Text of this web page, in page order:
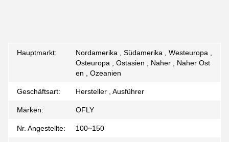
Hauptmarkt:
Nordamerika , Südamerika , Westeuropa ,
Osteuropa , Ostasien , Naher , Naher Ost
en , Ozeanien
Geschäftsart: Hersteller , Ausführer
Marken: OFLY
Nr. Angestellte: 100~150